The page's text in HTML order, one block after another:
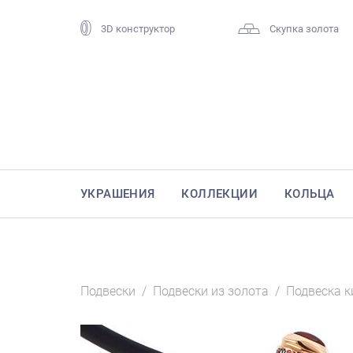
3D конструктор Скупка золота
УКРАШЕНИЯ КОЛЛЕКЦИИ КОЛЬЦА
Подвески / Подвески из золота / Подвеска